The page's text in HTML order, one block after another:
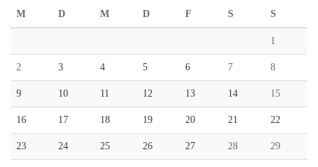
M D M D F S S
1
2 3 4 5 6 7 8
9 10 11 12 13 14 15
16 17 18 19 20 21 22
23 24 25 26 27 28 29